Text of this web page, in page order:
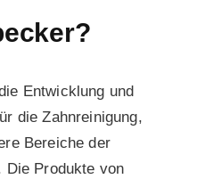
Entwicklung und
die Zahnreinigung,
Bereiche der
Die Produkte von